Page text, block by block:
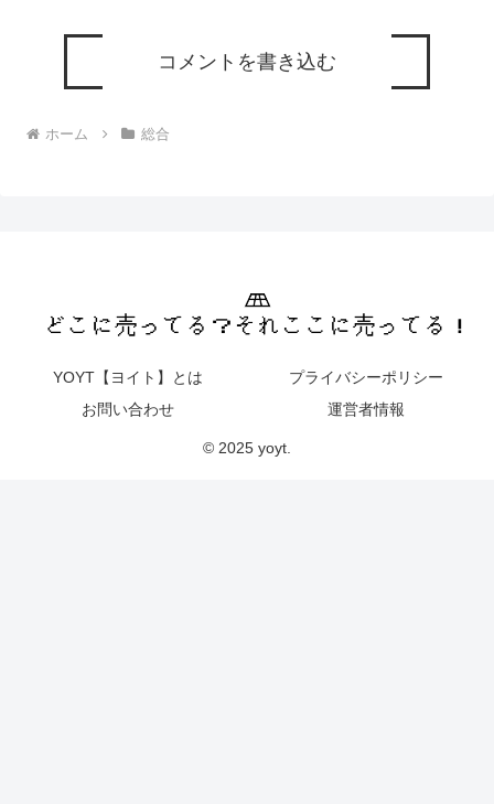
コメントを書き込む
ホーム 総合
YOYT【ヨイト】とは
プライバシーポリシー
お問い合わせ
運営者情報
© 2025 yoyt.